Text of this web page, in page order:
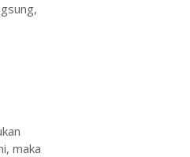
maka